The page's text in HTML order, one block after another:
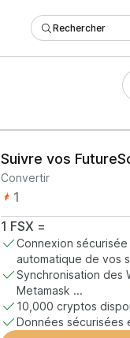
Rechercher
Suivre vos
Convertir
1 FSX =
Connexion sécurisée
automatique de vos
Synchronisation des
Metamask ...
10,000 cryptos
Données sécurisées